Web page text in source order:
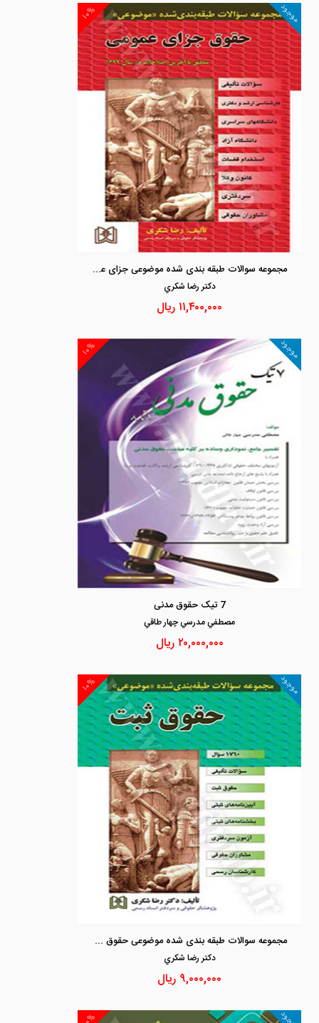
۱۰% موجود
مجموعه سوالات طبقه بندی شده موضوعی جزای عمومی
دكتر رضا شكري
۱۱,۴۰۰,۰۰۰ ریال
۱۰% موجود
7 تیک حقوق مدنی
مصطفي مدرسي چهار طاقي
۲۰,۰۰۰,۰۰۰ریال
۱۰% موجود
مجموعه سوالات طبقه بندی شده موضوعی حقوق ثبت
دكتر رضا شكري
۹,۰۰۰,۰۰۰ ریال